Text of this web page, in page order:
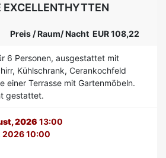
EXCELLENTHYTTEN
Preis / Raum/ Nacht EUR 108,22
6 Personen, ausgestattet mit
Kühlschrank, Cerankochfeld
einer Terrasse mit Gartenmöbeln.
gestattet.
2026 13:00
2026 10:00